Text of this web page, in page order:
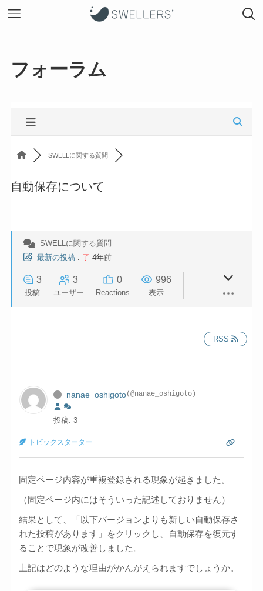
フォーラム
SWELLに関する質問
自動保存について
SWELLに関する質問
最新の投稿 : 了 4年前
3
投稿
3
ユーザー
0
Reactions
996
表示
RSS
nanae_oshigoto(@nanae_oshigoto)
投稿: 3
トピックスターター
固定ページ内容が重複登録される現象が起きました。
（固定ページ内にはそういった記述しておりません）
結果として、「以下バージョンよりも新しい自動保存さ
れた投稿があります」をクリックし、自動保存を復元す
ることで現象が改善しました。
上記はどのような理由がかんがえられますでしょうか。